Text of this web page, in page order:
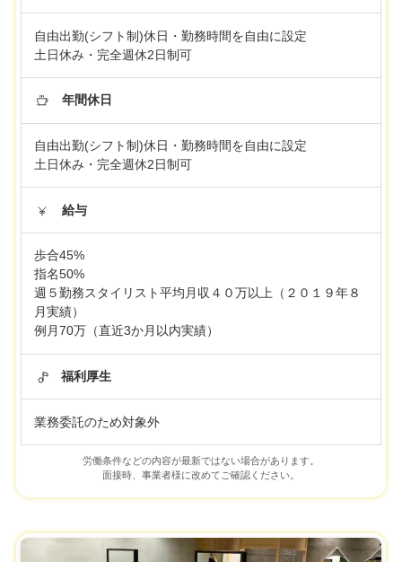
自由出勤(シフト制)休日・勤務時間を自由に設定
土日休み・完全週休2日制可
年間休日
自由出勤(シフト制)休日・勤務時間を自由に設定
土日休み・完全週休2日制可
給与
歩合45%
指名50%
週５勤務スタイリスト平均月収４０万以上（２０１９年８
月実績）
例月70万（直近3か月以内実績）
福利厚生
業務委託のため対象外
労働条件などの内容が最新ではない場合があります。
面接時、事業者様に改めてご確認ください。